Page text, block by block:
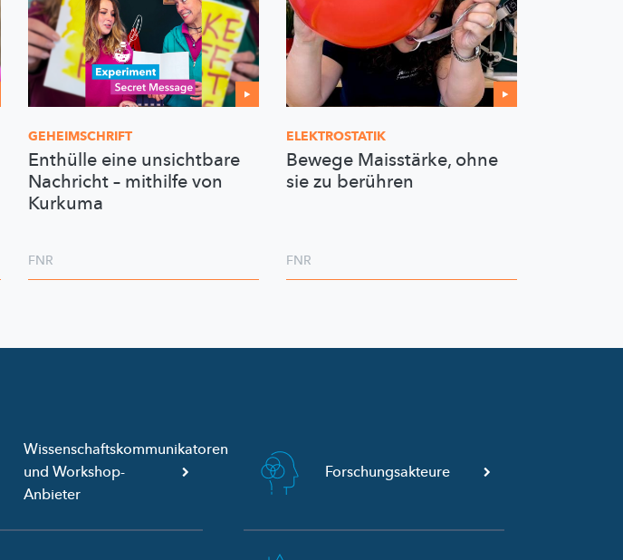
GEHEIMSCHRIFT
Enthülle eine unsichtbare
Nachricht – mithilfe von
Kurkuma
FNR
ELEKTROSTATIK
Bewege Maisstärke, ohne
sie zu berühren
FNR
Wissenschaftskommunikatoren
und Workshop-
Anbieter
Forschungsakteure